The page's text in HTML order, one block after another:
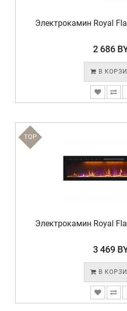
Электрокамин Royal
2 686
В
TOP
Электрокамин Royal
3 469
В